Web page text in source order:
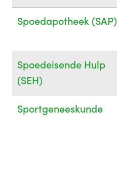
Spoedapotheek (SAP)
Spoedeisende Hulp
(SEH)
Sportgeneeskunde